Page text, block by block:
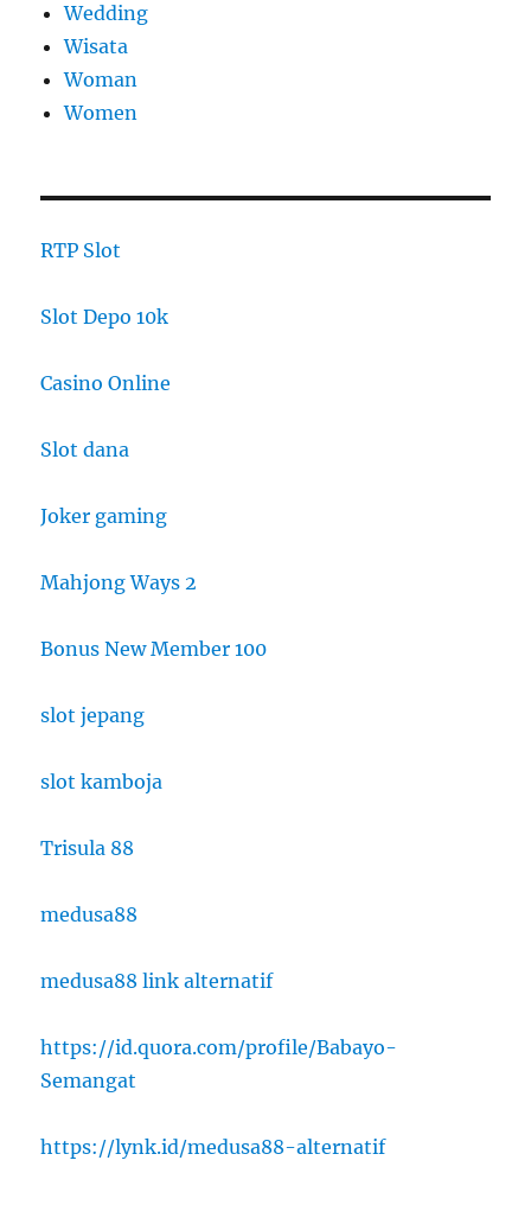
Wedding
Wisata
Woman
Women
RTP Slot
Slot Depo 10k
Casino Online
Slot dana
Joker gaming
Mahjong Ways 2
Bonus New Member 100
slot jepang
slot kamboja
Trisula 88
medusa88
medusa88 link alternatif
https://id.quora.com/profile/Babayo-
Semangat
https://lynk.id/medusa88-alternatif